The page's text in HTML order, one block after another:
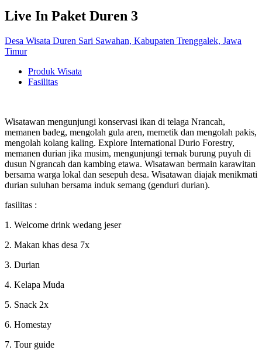
Live In Paket Duren 3
Desa Wisata Duren Sari Sawahan, Kabupaten Trenggalek, Jawa
Timur
Produk Wisata
Fasilitas
Wisatawan mengunjungi konservasi ikan di telaga Nrancah,
memanen badeg, mengolah gula aren, memetik dan mengolah pakis,
mengolah kolang kaling. Explore International Durio Forestry,
memanen durian jika musim, mengunjungi ternak burung puyuh di
dusun Ngrancah dan kambing etawa. Wisatawan bermain karawitan
bersama warga lokal dan sesepuh desa. Wisatawan diajak menikmati
durian suluhan bersama induk semang (genduri durian).
fasilitas :
1. Welcome drink wedang jeser
2. Makan khas desa 7x
3. Durian
4. Kelapa Muda
5. Snack 2x
6. Homestay
7. Tour guide